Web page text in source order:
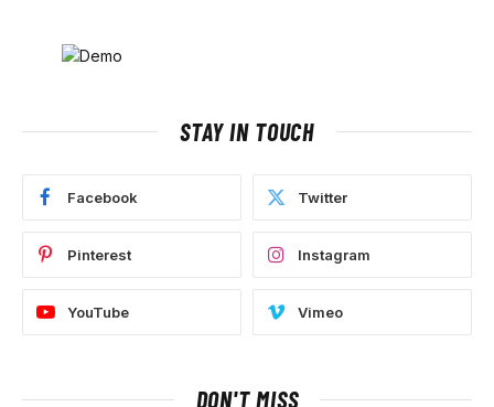
STAY IN TOUCH
Facebook Twitter
Pinterest Instagram
YouTube Vimeo
DON'T MISS